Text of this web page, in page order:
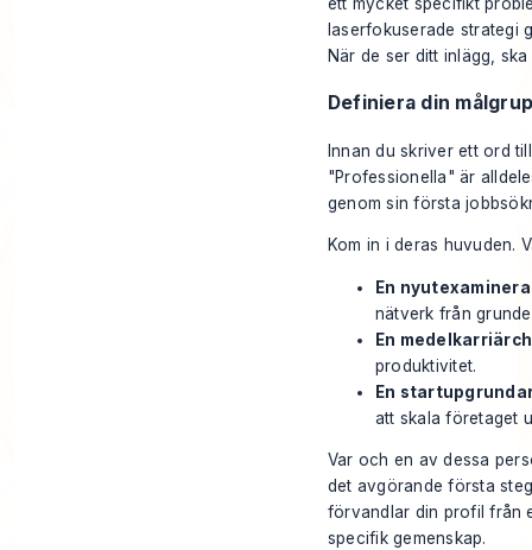
ett mycket specifikt
laserfokuserade strategi
När de ser ditt inlägg,
Definiera din
Innan du skriver ett ord
"Professionella" är
genom sin första
Kom in i deras huvuden.
En
nätverk från
En
produktivitet.
En
att skala företaget
Var och en av dessa
det avgörande första
förvandlar din profil från
specifik gemenskap.